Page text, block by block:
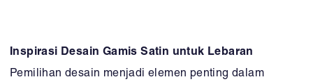
Inspirasi Desain Gamis Satin untuk Lebaran
Pemilihan desain menjadi elemen penting dalam